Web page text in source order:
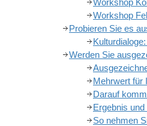
Workshop
Probieren Sie es
Werden Sie
Mehrwert für
Darauf
Ergebnis
So nehmen